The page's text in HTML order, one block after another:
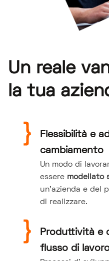
Un reale
la tua
Flessibilità e
cambiamento
Un modo di
essere modellato
un’azienda e del
di realizzare.
Produttività e
flusso di